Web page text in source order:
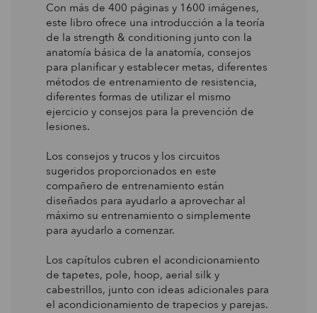
Con más de 400 páginas y 1600 imágenes,
este libro ofrece una introducción a la teoría
de la strength & conditioning junto con la
anatomía básica de la anatomía, consejos
para planificar y establecer metas, diferentes
métodos de entrenamiento de resistencia,
diferentes formas de utilizar el mismo
ejercicio y consejos para la prevención de
lesiones.
Los consejos y trucos y los circuitos
sugeridos proporcionados en este
compañero de entrenamiento están
diseñados para ayudarlo a aprovechar al
máximo su entrenamiento o simplemente
para ayudarlo a comenzar.
Los capítulos cubren el acondicionamiento
de tapetes, pole, hoop, aerial silk y
cabestrillos, junto con ideas adicionales para
el acondicionamiento de trapecios y parejas.